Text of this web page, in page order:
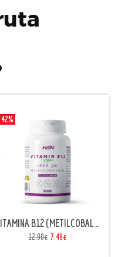
42%
VITAMINA B12 (METILCOBALAMINA) 1000mcg
12.90€ 7.48€